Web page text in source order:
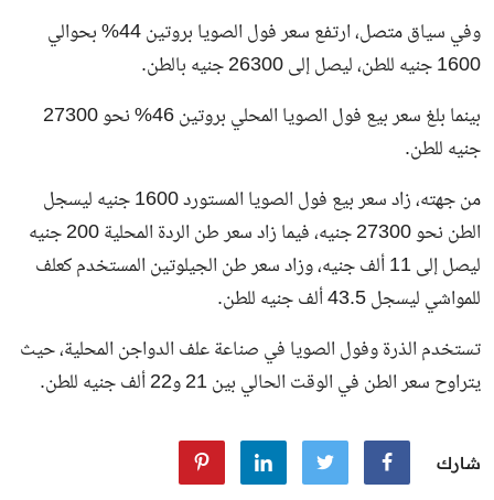
وفي سياق متصل، ارتفع سعر فول الصويا بروتين 44% بحوالي
1600 جنيه للطن، ليصل إلى 26300 جنيه بالطن.
بينما بلغ سعر بيع فول الصويا المحلي بروتين 46% نحو 27300
جنيه للطن.
من جهته، زاد سعر بيع فول الصويا المستورد 1600 جنيه ليسجل
الطن نحو 27300 جنيه، فيما زاد سعر طن الردة المحلية 200 جنيه
ليصل إلى 11 ألف جنيه، وزاد سعر طن الجيلوتين المستخدم كعلف
للمواشي ليسجل 43.5 ألف جنيه للطن.
تستخدم الذرة وفول الصويا في صناعة علف الدواجن المحلية، حيث
يتراوح سعر الطن في الوقت الحالي بين 21 و22 ألف جنيه للطن.
شارك